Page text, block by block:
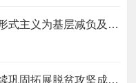
地委召开专题会议听取地区整治形式主义为基层减负及自治区反馈问题整改情况汇报
支现伟在地区推进常态化帮扶持续巩固拓展脱贫攻坚成果工作会议上强调 全面落实常态化帮扶工作举措 坚决守牢不发生规模性返贫致贫底线